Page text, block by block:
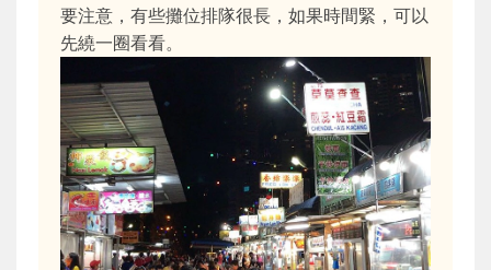
要注意，有些攤位排隊很長，如果時間緊，可以
先繞一圈看看。